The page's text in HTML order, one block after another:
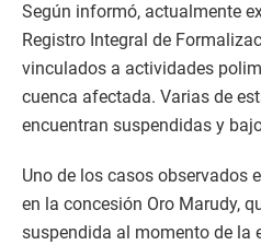
Según informó, actualmente
Registro Integral de
vinculados a actividades
cuenca afectada. Varias de
encuentran suspendidas y
Uno de los casos observados
en la concesión Oro Marudy,
suspendida al momento de la